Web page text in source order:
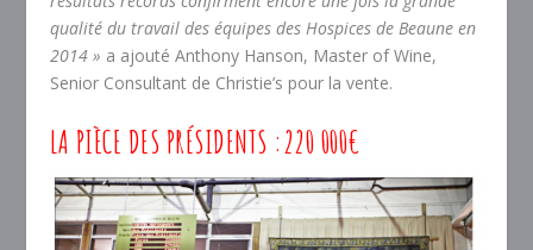
qualité du travail des équipes des Hospices de Beaune en
2014 » a ajouté Anthony Hanson, Master of Wine,
Senior Consultant de Christie’s pour la vente.
LA PIÈCE DES PRÉSIDENTS :220 000€